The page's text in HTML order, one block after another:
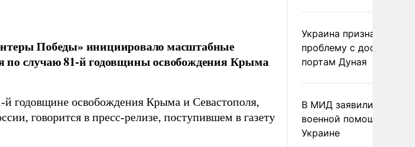
Победы» инициировало масштабные
по случаю 81-й годовщины освобождения Крыма
годовщине освобождения Крыма и Севастополя,
говорится в пресс-релизе, поступившем в газету
Украина признала
проблему с доступом к
портам Дуная
В МИД заявили о
военной помощи
Украине